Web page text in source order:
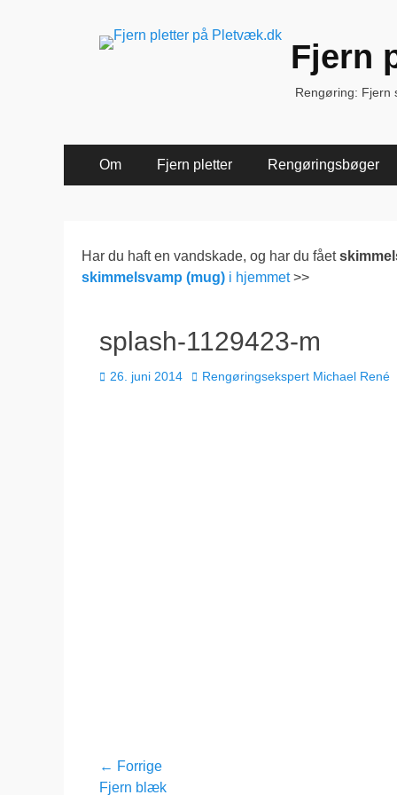
Fjern
Rengøring: Fjern
Primær
Menu
Om Fjern pletter Rengøringsbøger
Har du haft en vandskade, og har du fået
skimmelsvamp (mug) i hjemmet>>
splash-1129423-m
Udgivet
26. juni 2014 Forfatter
Rengøringsekspert Michael René
Indlægsnavigation
← Forrige
Forrige
Fjern blæk